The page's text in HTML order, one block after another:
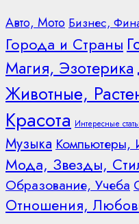
Авто, МотоБизнес,
Города и Страны
Магия, Эзотерика
Животные,
Красота Интересные
Музыка Компьютеры,
Мода, Звезды,
Образование, Учеба
Отношения,